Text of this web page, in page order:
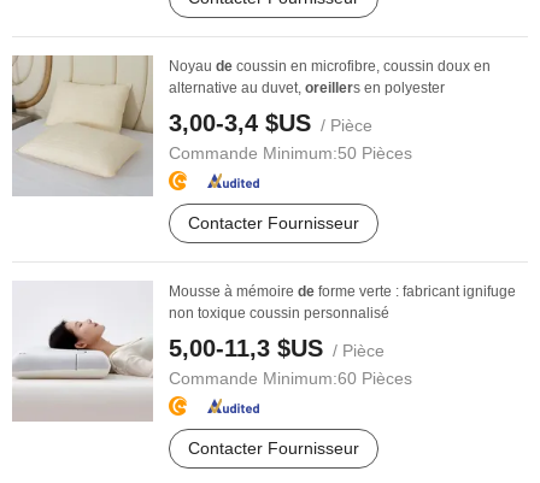
Noyau de coussin en microfibre, coussin doux en
alternative au duvet, oreillers en polyester
3,00-3,4 $US / Pièce
Commande Minimum:50 Pièces
Contacter Fournisseur
Mousse à mémoire de forme verte : fabricant ignifuge
non toxique coussin personnalisé
5,00-11,3 $US / Pièce
Commande Minimum:60 Pièces
Contacter Fournisseur